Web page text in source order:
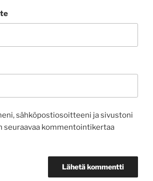
sähköpostiosoitteeni ja sivustoni
seuraavaa kommentointikertaa